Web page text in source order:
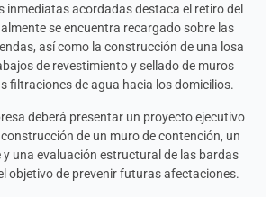
inmediatas acordadas destaca el retiro del
se encuentra recargado sobre las
así como la construcción de una losa
de revestimiento y sellado de muros
filtraciones de agua hacia los domicilios.
deberá presentar un proyecto ejecutivo
de un muro de contención, un
y una evaluación estructural de las bardas
objetivo de prevenir futuras afectaciones.